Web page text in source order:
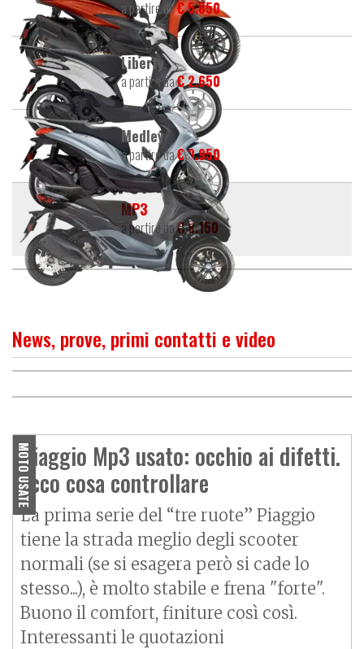
a partire da€ 5.850
Liberty
a partire da€ 2.650
Medley
a partire da€ 3.950
MP3
a partire da€ 8.150
News, prove, primi contatti e video
PROVAPiaggio MP3 400 Sport:
tripla sicurezza
OPiaggio MP3 310: migliora in
tutto?
MOTO USATE
Piaggio Mp3 usato: occhio ai difetti.
Ecco cosa controllare
La prima serie del “tre ruote” Piaggio
tiene la strada meglio degli scooter
normali (se si esagera però si cade lo
stesso...), è molto stabile e frena "forte".
Buono il comfort, finiture così così.
Interessanti le quotazioni